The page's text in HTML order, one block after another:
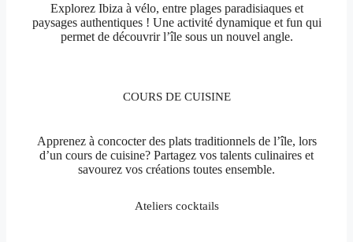
Explorez Ibiza à vélo, entre plages paradisiaques et
paysages authentiques ! Une activité dynamique et fun qui
permet de découvrir l’île sous un nouvel angle.
COURS DE CUISINE
Apprenez à concocter des plats traditionnels de l’île, lors
d’un cours de cuisine? Partagez vos talents culinaires et
savourez vos créations toutes ensemble.
Ateliers cocktails